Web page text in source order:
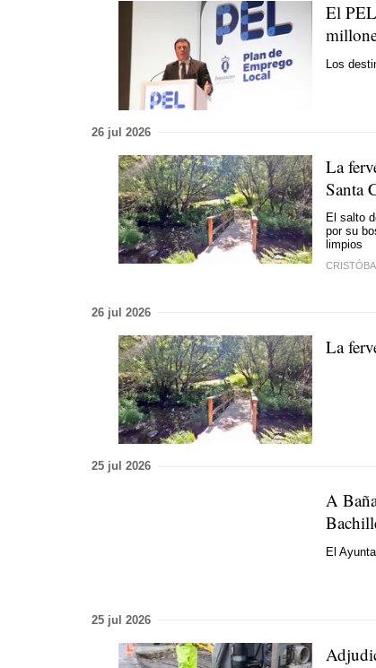
El
Los
26 jul 2026
La
Santa
El salto
por su
limpios
26 jul 2026
La
25 jul 2026
A
El
25 jul 2026